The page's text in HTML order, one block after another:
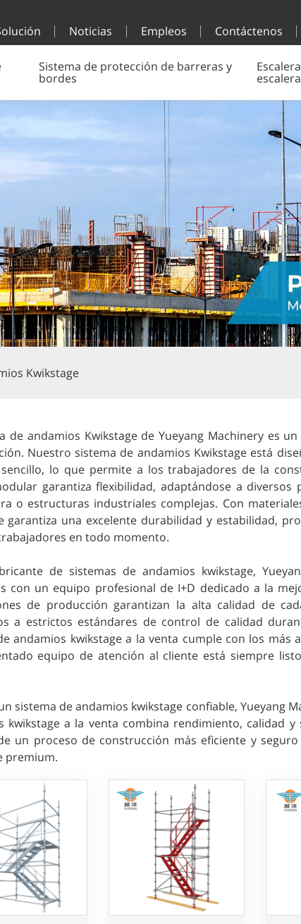
Noticias Empleos Contáctenos
Sistema de protección de barreras y
bordes escalera
Kwikstage
de andamios Kwikstage de Yueyang Machinery es
Nuestro sistema de andamios Kwikstage está
lo que permite a los trabajadores de la
garantiza flexibilidad, adaptándose a
o estructuras industriales complejas. Con
garantiza una excelente durabilidad y estabilidad,
en todo momento.
de sistemas de andamios kwikstage,
con un equipo profesional de I+D dedicado a la
de producción garantizan la alta calidad de
a estrictos estándares de control de calidad
andamios kwikstage a la venta cumple con los
equipo de atención al cliente está siempre
sistema de andamios kwikstage confiable, Yueyang
kwikstage a la venta combina rendimiento, calidad
un proceso de construcción más eficiente y
premium.